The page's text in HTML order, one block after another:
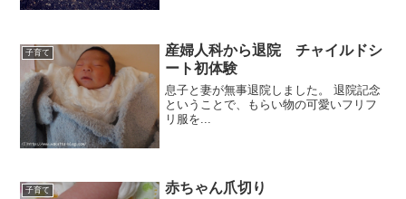
子育て
産婦人科から退院 チャイルドシ
ート初体験
息子と妻が無事退院しました。 退院記念
ということで、もらい物の可愛いフリフ
リ服を...
子育て 赤ちゃん爪切り